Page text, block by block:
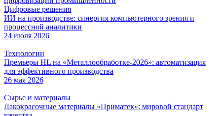
Цифровые решения
ИИ на производстве: синергия компьютерного зрения и
процессной аналитики
24 июля 2026
Технологии
Премьеры HL на «Металлообработке-2026»: автоматизация
для эффективного производства
26 мая 2026
Сырье и материалы
Лакокрасочные материалы «Приматек»: мировой стандарт